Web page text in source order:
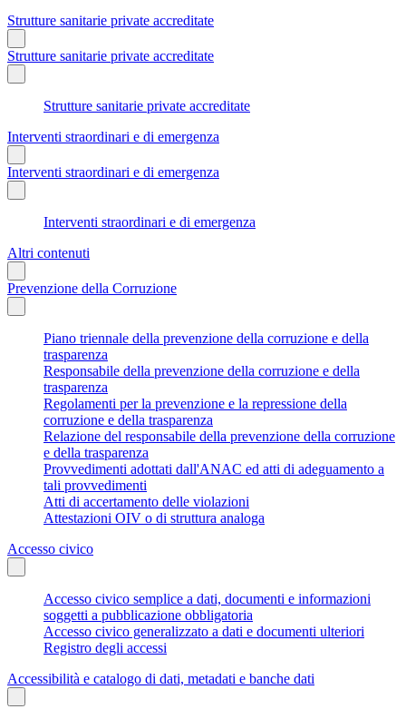
Strutture sanitarie private accreditate
Strutture sanitarie private accreditate
Strutture sanitarie private accreditate
Interventi straordinari e di emergenza
Interventi straordinari e di emergenza
Interventi straordinari e di emergenza
Altri contenuti
Prevenzione della Corruzione
Piano triennale della prevenzione della corruzione e della
trasparenza
Responsabile della prevenzione della corruzione e della
trasparenza
Regolamenti per la prevenzione e la repressione della
corruzione e della trasparenza
Relazione del responsabile della prevenzione della corruzione
e della trasparenza
Provvedimenti adottati dall'ANAC ed atti di adeguamento a
tali provvedimenti
Atti di accertamento delle violazioni
Attestazioni OIV o di struttura analoga
Accesso civico
Accesso civico semplice a dati, documenti e informazioni
soggetti a pubblicazione obbligatoria
Accesso civico generalizzato a dati e documenti ulteriori
Registro degli accessi
Accessibilità e catalogo di dati, metadati e banche dati